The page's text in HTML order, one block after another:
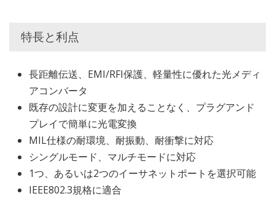
特長と利点
長距離伝送、EMI/RFI保護、軽量性に優れた光メディ
アコンバータ
既存の設計に変更を加えることなく、プラグアンド
プレイで簡単に光電変換
MIL仕様の耐環境、耐振動、耐衝撃に対応
シングルモード、マルチモードに対応
1つ、あるいは2つのイーサネットポートを選択可能
IEEE802.3規格に適合